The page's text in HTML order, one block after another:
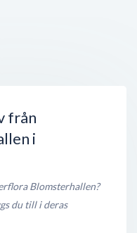
från
i
Blomsterhallen?
du till i deras